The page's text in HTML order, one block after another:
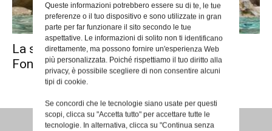
Queste informazioni potrebbero essere su di te, le tue
preferenze o il tuo dispositivo e sono utilizzate in gran
parte per far funzionare il sito secondo le tue
aspettative. Le informazioni di solito non ti identificano
direttamente, ma possono fornire un'esperienza Web
più personalizzata. Poiché rispettiamo il tuo diritto alla
privacy, è possibile scegliere di non consentire alcuni
tipi di cookie.
Se concordi che le tecnologie siano usate per questi
scopi, clicca su "Accetta tutto" per accettare tutte le
tecnologie. In alternativa, clicca su "Continua senza
La solidarietà in circolo: le monete di
Fontana di Trevi